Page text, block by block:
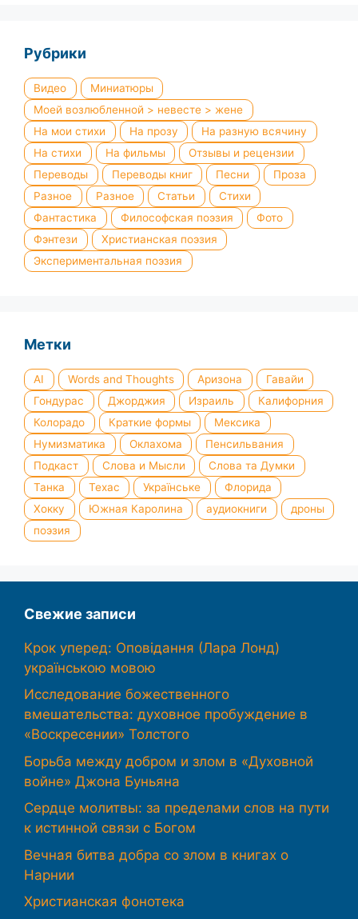
Рубрики
Видео
Миниатюры
Моей возлюбленной > невесте > жене
На мои стихи
На прозу
На разную всячину
На стихи
На фильмы
Отзывы и рецензии
Переводы
Переводы книг Песни
Проза
Разное
Разное Статьи
Стихи
Фантастика
Философская поэзия
Фото
Фэнтези
Христианская поэзия
Экспериментальная поэзия
Метки
AI Words and Thoughts Аризона
Гавайи
Гондурас
Джорджия Израиль
Калифорния
Колорадо
Краткие формы
Мексика
Нумизматика
Оклахома
Пенсильвания
Подкаст
Слова и Мысли
Слова та Думки
Танка
Техас Українське
Флорида
Хокку
Южная Каролина аудиокниги
дроны
поэзия
Свежие записи
Крок уперед: Оповідання (Лара Лонд)
українською мовою
Исследование божественного
вмешательства: духовное пробуждение в
«Воскресении» Толстого
Борьба между добром и злом в «Духовной
войне» Джона Буньяна
Сердце молитвы: за пределами слов на пути
к истинной связи с Богом
Вечная битва добра со злом в книгах о
Нарнии
Христианская фонотека